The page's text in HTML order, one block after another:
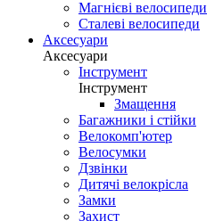
Магнієві велосипеди
Сталеві велосипеди
Аксесуари
Аксесуари
Інструмент
Інструмент
Змащення
Багажники і стійки
Велокомп'ютер
Велосумки
Дзвінки
Дитячі велокрісла
Замки
Захист